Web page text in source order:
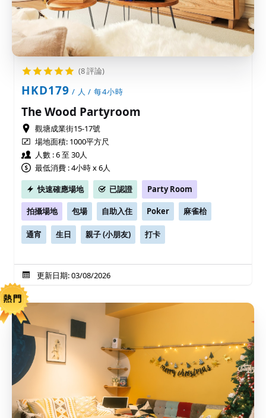
(8 評論)
HKD179 / 人 / 每4小時
The Wood Partyroom
觀塘成業街15-17號
場地面積: 1000平方尺
人數 : 6 至 30人
最低消費 : 4小時 x 6人
快速確應場地
已認證 Party Room
拍攝場地 包場 自助入住 Poker 麻雀枱
通宵 生日 親子 (小朋友) 打卡
更新日期: 03/08/2026